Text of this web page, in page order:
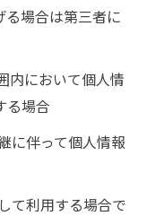
る場合は第三者に
内において個人情
る場合
に伴って個人情報
て利用する場合で